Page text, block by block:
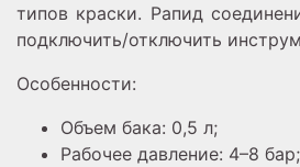
типов краски. Рапид
подключить/отключить
Особенности:
Объем бака: 0,5 л;
Рабочее давление: 4–8 бар;